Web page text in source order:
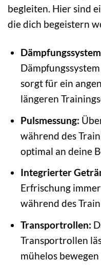
begleiten. Hier sind
die dich begeistern
sorgt für ein
längeren
Pulsmessung:
während des
optimal an deine
Integrierter
Erfrischung
während des
Transportrollen:
Transportrollen
mühelos